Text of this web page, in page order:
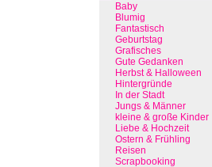
Baby
Blumig
Fantastisch
Geburtstag
Grafisches
Gute Gedanken
Herbst & Halloween
Hintergründe
In der Stadt
Jungs & Männer
kleine & große Kinder
Liebe & Hochzeit
Ostern & Frühling
Reisen
Scrapbooking